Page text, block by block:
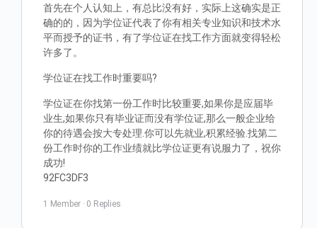
首先在个人认知上，有总比没有好，实际上这确实是正
确的的，因为学位证代表了你有相关专业知识和技术水
平而授予的证书，有了学位证在找工作方面就变得轻松
许多了。
学位证在找工作时重要吗?
学位证在你找第一份工作时比较重要,如果你是应届毕
业生,如果你只有毕业证而没有学位证,那么一般企业给
你的待遇会按大专处理.你可以先就业,积累经验.找第二
份工作时你的工作业绩就比学位证更有说服力了，祝你
成功!
92FC3DF3
1 Member · 0 Replies